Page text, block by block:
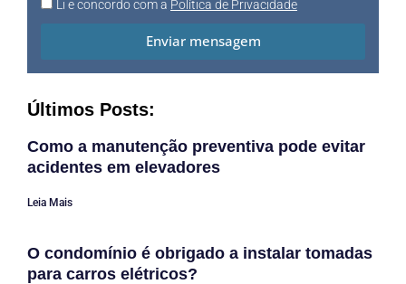
Li e concordo com a Política de Privacidade
Enviar mensagem
Últimos Posts:
Como a manutenção preventiva pode evitar
acidentes em elevadores
Leia Mais
O condomínio é obrigado a instalar tomadas
para carros elétricos?